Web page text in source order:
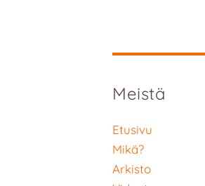
Meistä
Etusivu
Mikä?
Arkisto